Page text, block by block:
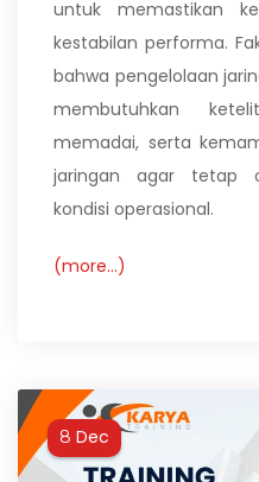
untuk memastikan
kestabilan performa.
bahwa pengelolaan
membutuhkan
memadai, serta
jaringan agar tetap
kondisi operasional.
(more…)
8 Dec